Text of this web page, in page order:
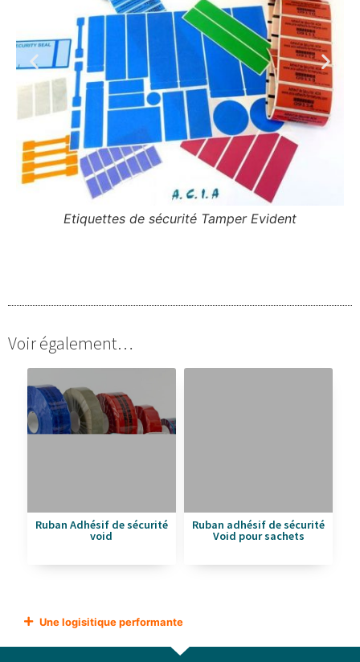
Etiquettes de sécurité Tamper Evident
Voir également…
Ruban Adhésif de sécurité
void
Ruban adhésif de sécurité
Void pour sachets
Une logisitique performante